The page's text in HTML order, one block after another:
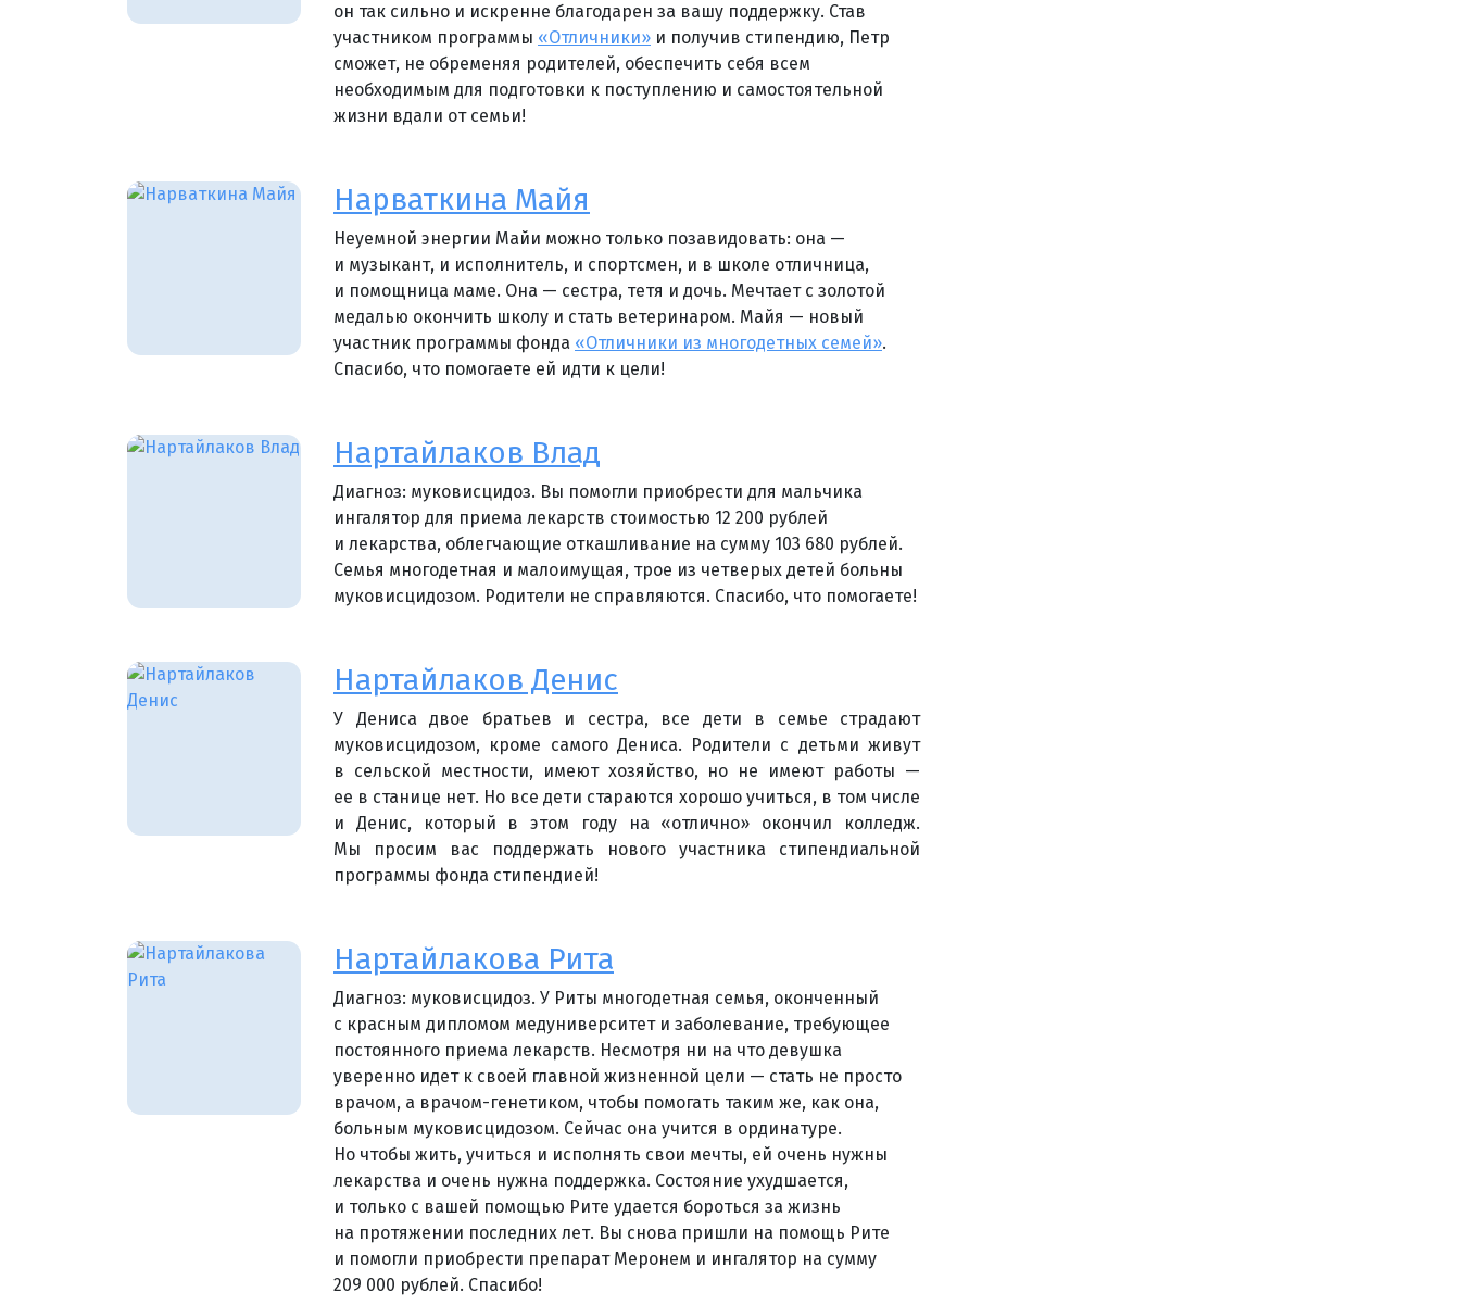
он так сильно и искренне благодарен за вашу поддержку. Став
участником программы «Отличники» и получив стипендию, Петр
сможет, не обременяя родителей, обеспечить себя всем
необходимым для подготовки к поступлению и самостоятельной
жизни вдали от семьи!
Нарваткина Майя
Неуемной энергии Майи можно только позавидовать: она —
и музыкант, и исполнитель, и спортсмен, и в школе отличница,
и помощница маме. Она — сестра, тетя и дочь. Мечтает с золотой
медалью окончить школу и стать ветеринаром. Майя — новый
участник программы фонда «Отличники из многодетных семей».
Спасибо, что помогаете ей идти к цели!
Нартайлаков Влад
Диагноз: муковисцидоз. Вы помогли приобрести для мальчика
ингалятор для приема лекарств стоимостью 12 200 рублей
и лекарства, облегчающие откашливание на сумму 103 680 рублей.
Семья многодетная и малоимущая, трое из четверых детей больны
муковисцидозом. Родители не справляются. Спасибо, что помогаете!
Нартайлаков Денис
У Дениса двое братьев и сестра, все дети в семье страдают
муковисцидозом, кроме самого Дениса. Родители с детьми живут
в сельской местности, имеют хозяйство, но не имеют работы —
ее в станице нет. Но все дети стараются хорошо учиться, в том числе
и Денис, который в этом году на «отлично» окончил колледж.
Мы просим вас поддержать нового участника стипендиальной
программы фонда стипендией!
Нартайлакова Рита
Диагноз: муковисцидоз. У Риты многодетная семья, оконченный
с красным дипломом медуниверситет и заболевание, требующее
постоянного приема лекарств. Несмотря ни на что девушка
уверенно идет к своей главной жизненной цели — стать не просто
врачом, а врачом-генетиком, чтобы помогать таким же, как она,
больным муковисцидозом. Сейчас она учится в ординатуре.
Но чтобы жить, учиться и исполнять свои мечты, ей очень нужны
лекарства и очень нужна поддержка. Состояние ухудшается,
и только с вашей помощью Рите удается бороться за жизнь
на протяжении последних лет. Вы снова пришли на помощь Рите
и помогли приобрести препарат Меронем и ингалятор на сумму
209 000 рублей. Спасибо!